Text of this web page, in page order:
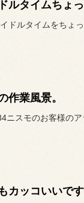
ルタイムちょっ
作業風景。
カッコいいです